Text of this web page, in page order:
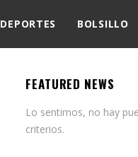
DEPORTES BOLSILLO
FEATURED NEWS
Lo sentimos, no hay
criterios.